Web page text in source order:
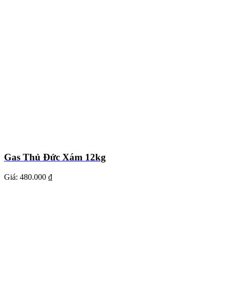
Gas Thủ Đức Xám 12kg
Giá: 480.000 ₫